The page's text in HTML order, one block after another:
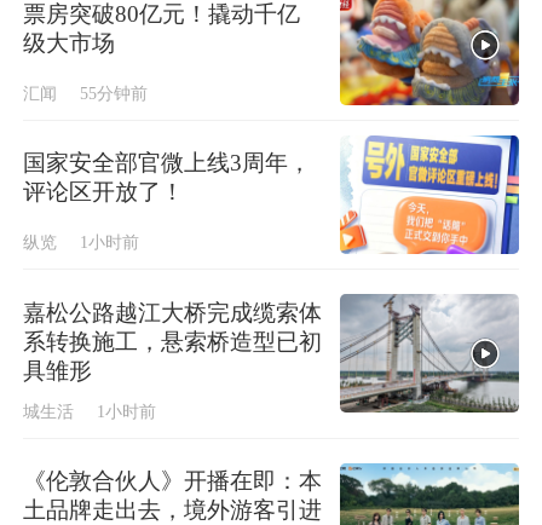
票房突破80亿元！撬动千亿
级大市场
汇闻 55分钟前
国家安全部官微上线3周年，
评论区开放了！
纵览 1小时前
嘉松公路越江大桥完成缆索体
系转换施工，悬索桥造型已初
具雏形
城生活 1小时前
《伦敦合伙人》开播在即：本
土品牌走出去，境外游客引进